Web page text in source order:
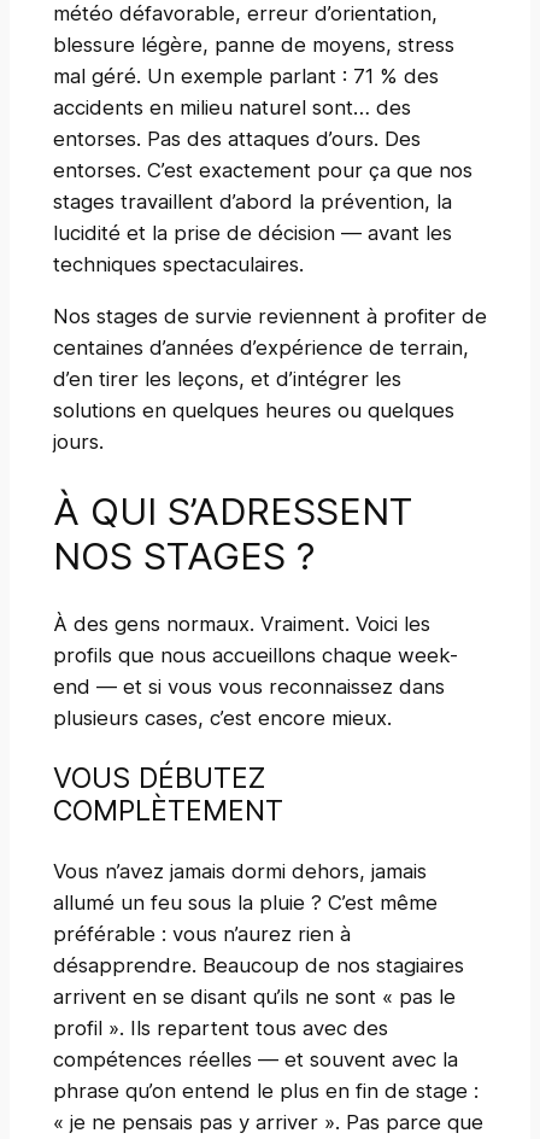
météo défavorable, erreur d’orientation,
blessure légère, panne de moyens, stress
mal géré. Un exemple parlant : 71 % des
accidents en milieu naturel sont… des
entorses. Pas des attaques d’ours. Des
entorses. C’est exactement pour ça que nos
stages travaillent d’abord la prévention, la
lucidité et la prise de décision — avant les
techniques spectaculaires.
Nos stages de survie reviennent à profiter de
centaines d’années d’expérience de terrain,
d’en tirer les leçons, et d’intégrer les
solutions en quelques heures ou quelques
jours.
À QUI S’ADRESSENT
NOS STAGES ?
À des gens normaux. Vraiment. Voici les
profils que nous accueillons chaque week-
end — et si vous vous reconnaissez dans
plusieurs cases, c’est encore mieux.
VOUS DÉBUTEZ
COMPLÈTEMENT
Vous n’avez jamais dormi dehors, jamais
allumé un feu sous la pluie ? C’est même
préférable : vous n’aurez rien à
désapprendre. Beaucoup de nos stagiaires
arrivent en se disant qu’ils ne sont « pas le
profil ». Ils repartent tous avec des
compétences réelles — et souvent avec la
phrase qu’on entend le plus en fin de stage :
« je ne pensais pas y arriver ». Pas parce que